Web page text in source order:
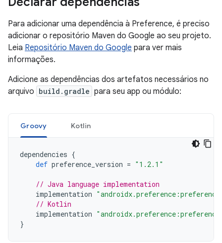
Para adicionar uma dependência à Preference, é preciso
adicionar o repositório Maven do Google ao seu projeto.
Leia Repositório Maven do Google para ver mais
informações.
Adicione as dependências dos artefatos necessários no
arquivo build.gradle para seu app ou módulo:
Groovy Kotlin
dependencies {
def preference_version = "1.2.1"
// Java language implementation
implementation
// Kotlin
implementation
}